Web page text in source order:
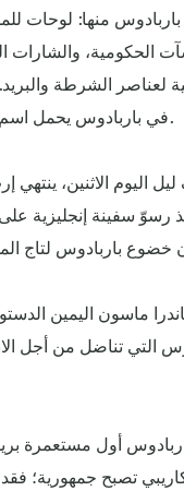
منها: لوحات
الحكومية، والشارات
لعناصر الشرطة
في باربادوس يحمل اسم الملكة إليزابيث.
اليوم الاثنين، ينتهي
منذ رسوّ سفينة إنجليزية
ماسون اليمين
التي تناضل من أجل
أول مستعمرة
تصبح جمهورية؛